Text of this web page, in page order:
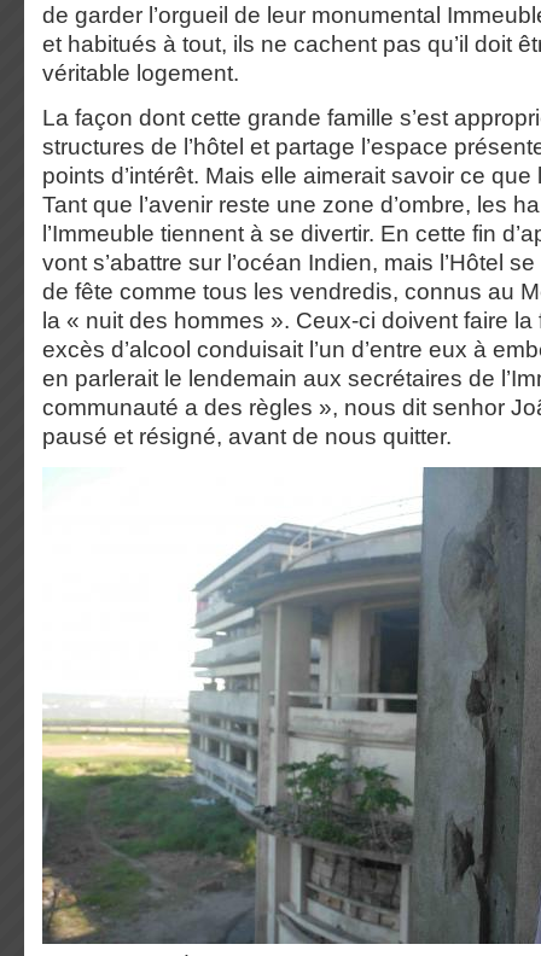
de garder l’orgueil de leur monumental
et habitués à tout, ils ne cachent pas qu’il doit
véritable logement.
La façon dont cette grande famille s’est
structures de l’hôtel et partage l’espace
points d’intérêt. Mais elle aimerait savoir ce
Tant que l’avenir reste une zone d’ombre, les
l’Immeuble tiennent à se divertir. En cette fin
vont s’abattre sur l’océan Indien, mais l’Hôtel
de fête comme tous les vendredis, connus au
la « nuit des hommes ». Ceux-ci doivent faire
excès d’alcool conduisait l’un d’entre eux à
en parlerait le lendemain aux secrétaires de
communauté a des règles », nous dit senhor
pausé et résigné, avant de nous quitter.